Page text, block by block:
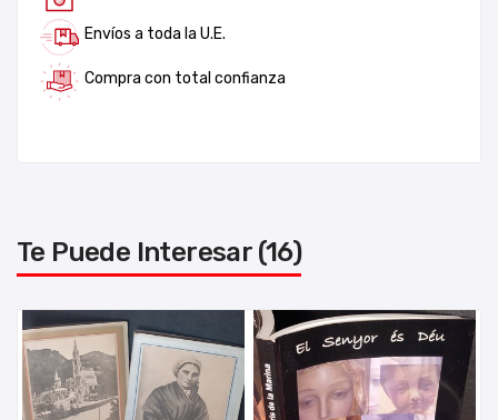
Envíos a toda la U.E.
Compra con total confianza
Te Puede Interesar (16)